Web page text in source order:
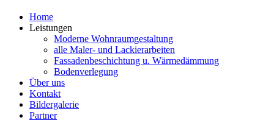
Home
Leistungen
Moderne Wohnraumgestaltung
alle Maler- und Lackierarbeiten
Fassadenbeschichtung u. Wärmedämmung
Bodenverlegung
Über uns
Kontakt
Bildergalerie
Partner